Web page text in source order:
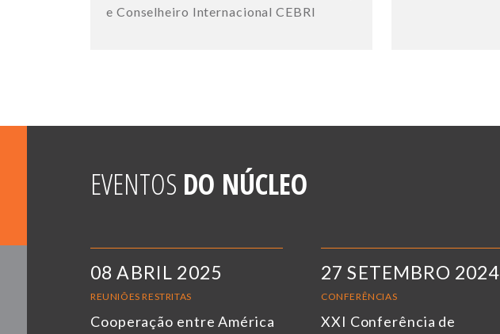
e Conselheiro Internacional CEBRI
EVENTOS DO NÚCLEO
08 ABRIL 2025
REUNIÕES RESTRITAS
Cooperação entre América
27 SETEMBRO 2024
CONFERÊNCIAS
XXI Conferência de